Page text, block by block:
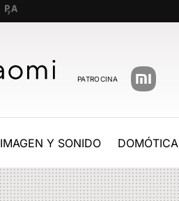
PATROCINA
IMAGEN Y SONIDO DOMÓTICA